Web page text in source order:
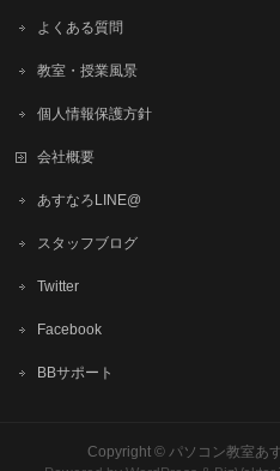
よくある質問
教室・授業風景
個人情報保護方針
会社概要
あすなろLINE@
スタッフブログ
Twitter
Facebook
BBサポート
Copyright © パソコン教室あ